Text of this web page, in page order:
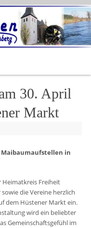
30. April
Markt
in
Heimatkreis Freiheit
die Vereine herzlich
dem Hüstener Markt ein.
wird ein beliebter
Gemeinschaftsgefühl im